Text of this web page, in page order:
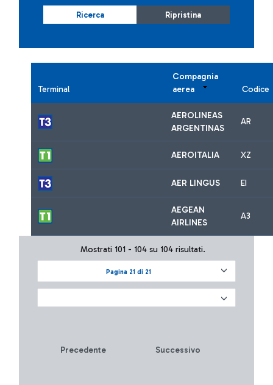
Ricerca Ripristina
Terminal
Compagnia
aerea
Codice
AEROLINEAS
ARGENTINAS
AR
AEROITALIA XZ
AER LINGUS EI
AEGEAN
AIRLINES
A3
Pagina 21 di 21
Mostrati 101 - 104 su 104 risultati.
Precedente Successivo